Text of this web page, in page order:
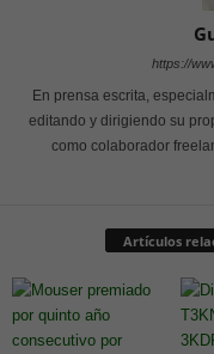
https://
En prensa escrita,
editando y dirigiendo su
como colaborador
Artículos